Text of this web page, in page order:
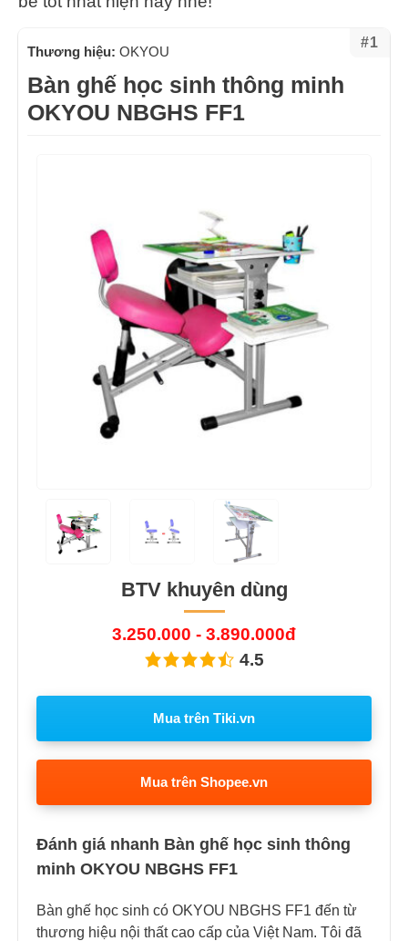
#1
Thương hiệu: OKYOU
Bàn ghế học sinh thông minh
OKYOU NBGHS FF1
BTV khuyên dùng
3.250.000 - 3.890.000đ
4.5
Mua trên Tiki.vn
Mua trên Shopee.vn
Đánh giá nhanh Bàn ghế học sinh thông
minh OKYOU NBGHS FF1
Bàn ghế học sinh có OKYOU NBGHS FF1 đến từ
thương hiệu nội thất cao cấp của Việt Nam. Tôi đã